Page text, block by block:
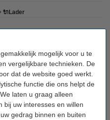
mogelijk voor u te
vergelijkbare technieken. De
dat de website goed werkt.
functie die ons helpt de
laten u graag alleen
bij uw interesses en willen
gedrag binnen en buiten
🔌Lader
75 mm